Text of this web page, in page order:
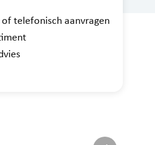
telefonisch aanvragen